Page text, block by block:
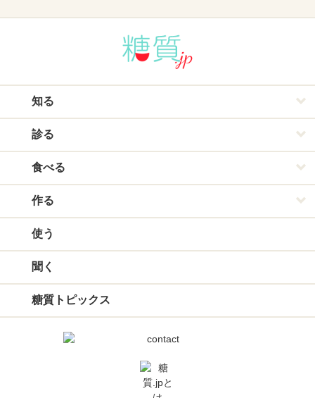
知る
診る
食べる
作る
使う
聞く
糖質トピックス